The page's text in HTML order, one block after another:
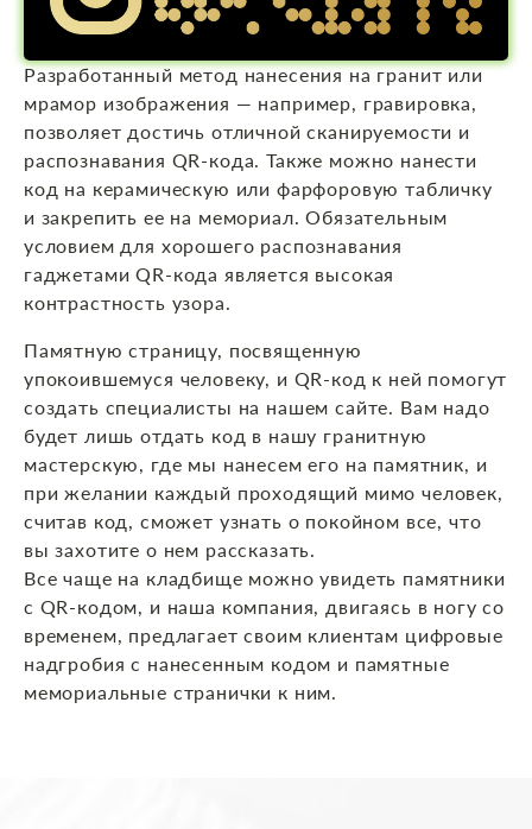
Разработанный метод нанесения на гранит или
мрамор изображения — например, гравировка,
позволяет достичь отличной сканируемости и
распознавания QR-кода. Также можно нанести
код на керамическую или фарфоровую табличку
и закрепить ее на мемориал. Обязательным
условием для хорошего распознавания
гаджетами QR-кода является высокая
контрастность узора.
Памятную страницу, посвященную
упокоившемуся человеку, и QR-код к ней помогут
создать специалисты на нашем сайте. Вам надо
будет лишь отдать код в нашу гранитную
мастерскую, где мы нанесем его на памятник, и
при желании каждый проходящий мимо человек,
считав код, сможет узнать о покойном все, что
вы захотите о нем рассказать.
Все чаще на кладбище можно увидеть памятники
с QR-кодом, и наша компания, двигаясь в ногу со
временем, предлагает своим клиентам цифровые
надгробия с нанесенным кодом и памятные
мемориальные странички к ним.